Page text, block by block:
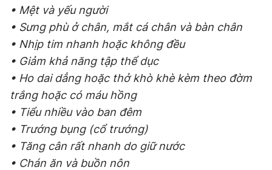
Giấy phép xuất bản số 110/GP - BTTTT cấp ngày 24.3.2020
© 2003-2026 Bản quyền thuộc về Báo Thanh Niên. Cấm sao
chép dưới mọi hình thức nếu không có sự chấp thuận bằng văn
bản. Phát triển bởi ePi Technologies, JSC.
• Mệt và yếu người
• Sưng phù ở chân, mắt cá chân và bàn chân
• Nhịp tim nhanh hoặc không đều
• Giảm khả năng tập thể dục
• Ho dai dẳng hoặc thở khò khè kèm theo đờm
trắng hoặc có máu hồng
• Tiểu nhiều vào ban đêm
• Trướng bụng (cổ trướng)
• Tăng cân rất nhanh do giữ nước
• Chán ăn và buồn nôn